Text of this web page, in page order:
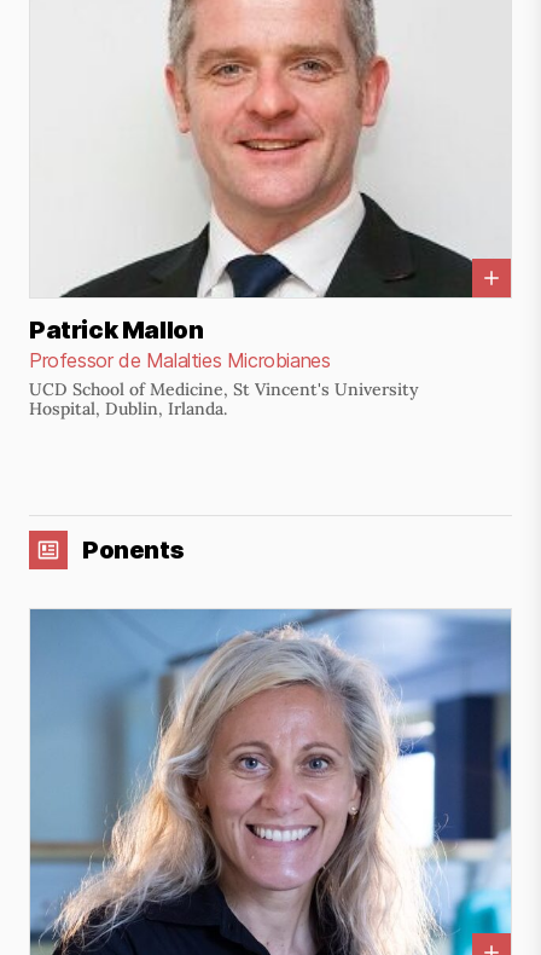
Patrick Mallon
Professor de Malalties Microbianes
UCD School of Medicine, St Vincent's University
Hospital, Dublin, Irlanda.
Ponents